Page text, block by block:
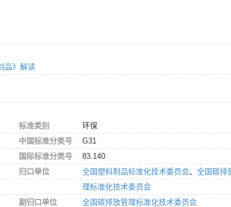
品》解读
标准类别
环保
中国标准分类号
G31
国际标准分类号
83.140
归口单位
全国塑料制品标准化技术委员会、 全国碳排
理标准化技术委员会
副归口单位
全国碳排放管理标准化技术委员会